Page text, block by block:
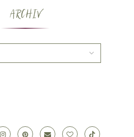
ARCHIV